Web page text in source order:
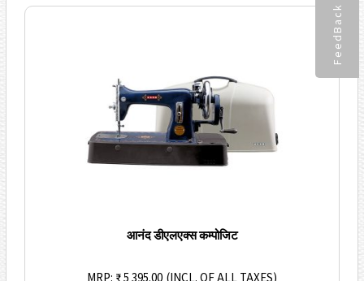
FeedBack
आनंद डीएलएक्स कम्पोजिट
MRP: ₹ 5 395.00 (INCL. OF ALL TAXES)